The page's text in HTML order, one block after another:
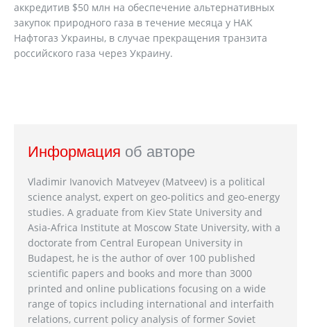
аккредитив $50 млн на обеспечение альтернативных
закупок природного газа в течение месяца у НАК
Нафтогаз Украины, в случае прекращения транзита
российского газа через Украину.
Информация об авторе
Vladimir Ivanovich Matveyev (Matveev) is a political
science analyst, expert on geo-politics and geo-energy
studies. A graduate from Kiev State University and
Asia-Africa Institute at Moscow State University, with a
doctorate from Central European University in
Budapest, he is the author of over 100 published
scientific papers and books and more than 3000
printed and online publications focusing on a wide
range of topics including international and interfaith
relations, current policy analysis of former Soviet